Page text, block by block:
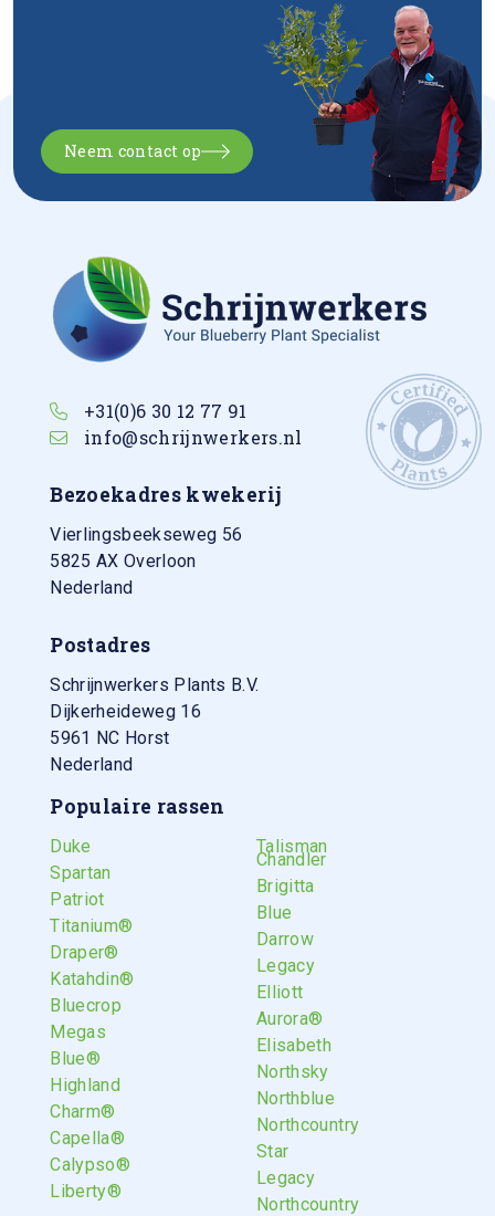
Neem contact op
+31(0)6 30 12 77 91
info@schrijnwerkers.nl
Bezoekadres kwekerij
Vierlingsbeekseweg 56
5825 AX Overloon
Nederland
Postadres
Schrijnwerkers Plants B.V.
Dijkerheideweg 16
5961 NC Horst
Nederland
Populaire rassen
Duke
Spartan
Patriot
Titanium®
Draper®
Katahdin®
Bluecrop
Megas
Blue®
Highland
Charm®
Capella®
Calypso®
Liberty®
Talisman
Chandler
Brigitta
Blue
Darrow
Legacy
Elliott
Aurora®
Elisabeth
Northsky
Northblue
Northcountry
Star
Legacy
Northcountry